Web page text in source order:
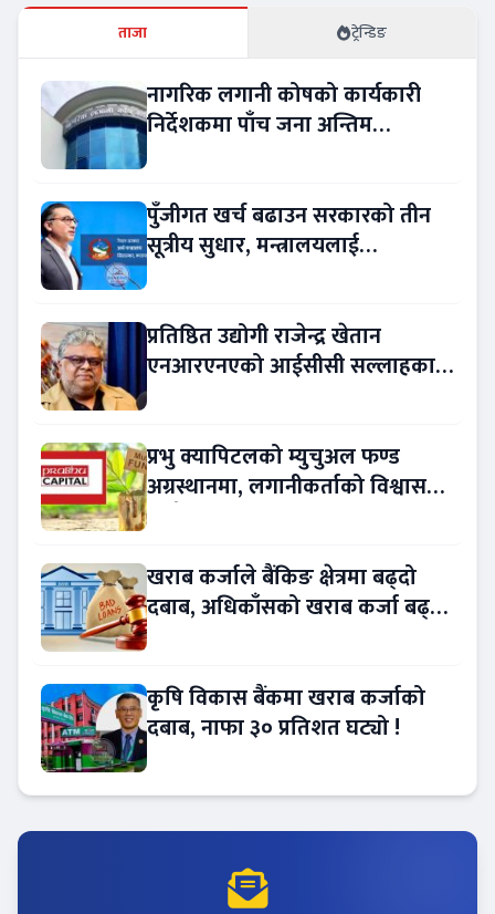
ताजा ट्रेन्डिङ
नागरिक लगानी कोषको कार्यकारी
निर्देशकमा पाँच जना अन्तिम
पुँजीगत खर्च बढाउन सरकारको तीन
सूत्रीय सुधार, मन्त्रालयलाई
प्रतिष्ठित उद्योगी राजेन्द्र खेतान
एनआरएनएको आईसीसी सल्लाहकार
प्रभु क्यापिटलको म्युचुअल फण्ड
अग्रस्थानमा, लगानीकर्ताको विश्वास
खराब कर्जाले बैंकिङ क्षेत्रमा बढ्दो
दबाब, अधिकाँसको खराब कर्जा बढ्दो
कृषि विकास बैंकमा खराब कर्जाको
दबाब, नाफा ३० प्रतिशत घट्यो !